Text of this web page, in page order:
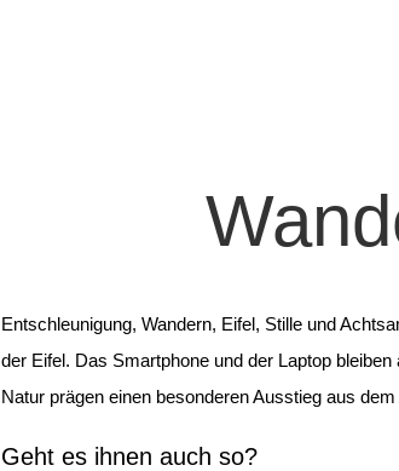
Entschleunigung, Wandern, Eifel, Stille und
der Eifel. Das Smartphone und der Laptop
Natur prägen einen besonderen Ausstieg aus dem
Geht es ihnen auch so?